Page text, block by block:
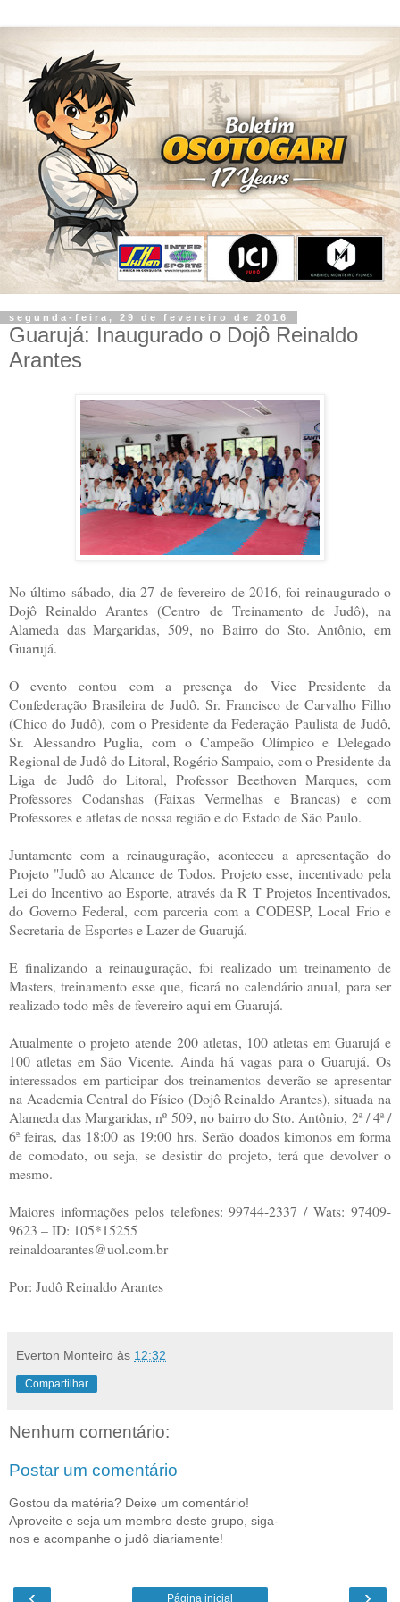
segunda-feira, 29 de fevereiro de 2016
Guarujá: Inaugurado o Dojô Reinaldo
Arantes
No último sábado, dia 27 de fevereiro de 2016, foi reinaugurado o
Dojô Reinaldo Arantes (Centro de Treinamento de Judô), na
Alameda das Margaridas, 509, no Bairro do Sto. Antônio, em
Guarujá.
O evento contou com a presença do Vice Presidente da
Confederação Brasileira de Judô. Sr. Francisco de Carvalho Filho
(Chico do Judô), com o Presidente da Federação Paulista de Judô,
Sr. Alessandro Puglia, com o Campeão Olímpico e Delegado
Regional de Judô do Litoral, Rogério Sampaio, com o Presidente da
Liga de Judô do Litoral, Professor Beethoven Marques, com
Professores Codanshas (Faixas Vermelhas e Brancas) e com
Professores e atletas de nossa região e do Estado de São Paulo.
Juntamente com a reinauguração, aconteceu a apresentação do
Projeto "Judô ao Alcance de Todos. Projeto esse, incentivado pela
Lei do Incentivo ao Esporte, através da R T Projetos Incentivados,
do Governo Federal, com parceria com a CODESP, Local Frio e
Secretaria de Esportes e Lazer de Guarujá.
E finalizando a reinauguração, foi realizado um treinamento de
Masters, treinamento esse que, ficará no calendário anual, para ser
realizado todo mês de fevereiro aqui em Guarujá.
Atualmente o projeto atende 200 atletas, 100 atletas em Guarujá e
100 atletas em São Vicente. Ainda há vagas para o Guarujá. Os
interessados em participar dos treinamentos deverão se apresentar
na Academia Central do Físico (Dojô Reinaldo Arantes), situada na
Alameda das Margaridas, nº 509, no bairro do Sto. Antônio, 2ª / 4ª /
6ª feiras, das 18:00 as 19:00 hrs. Serão doados kimonos em forma
de comodato, ou seja, se desistir do projeto, terá que devolver o
mesmo.
Maiores informações pelos telefones: 99744-2337 / Wats: 97409-
9623 – ID: 105*15255
reinaldoarantes@uol.com.br
Por: Judô Reinaldo Arantes
Everton Monteiro às 12:32
Compartilhar
Nenhum comentário:
Postar um comentário
Gostou da matéria? Deixe um comentário!
Aproveite e seja um membro deste grupo, siga-
nos e acompanhe o judô diariamente!
‹ ›
Página inicial